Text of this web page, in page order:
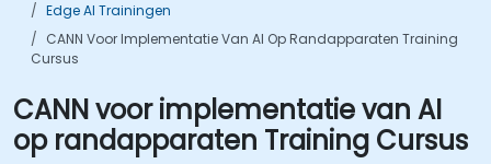
Edge AI Trainingen
CANN Voor Implementatie Van AI Op Randapparaten Training
Cursus
CANN voor implementatie van AI
op randapparaten Training Cursus